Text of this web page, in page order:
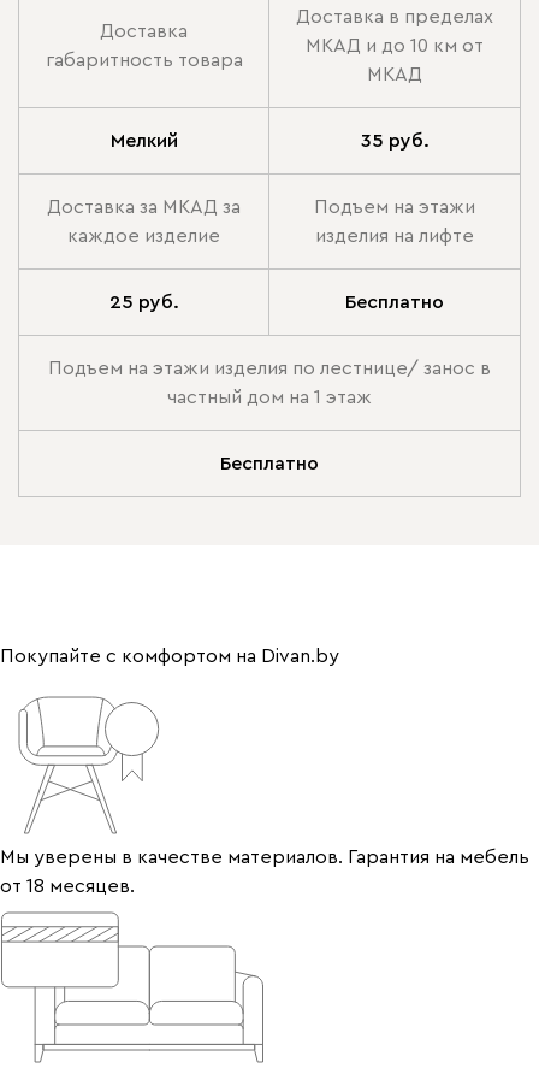
Доставка
габаритность товара
Доставка в пределах
МКАД и до 10 км от
МКАД
Мелкий 35 руб.
Доставка за МКАД за
каждое изделие
Подъем на этажи
изделия на лифте
25 руб. Бесплатно
Подъем на этажи изделия по лестнице/ занос в
частный дом на 1 этаж
Бесплатно
Покупайте с комфортом на Divan.by
Мы уверены в качестве материалов. Гарантия на мебель
от 18 месяцев.